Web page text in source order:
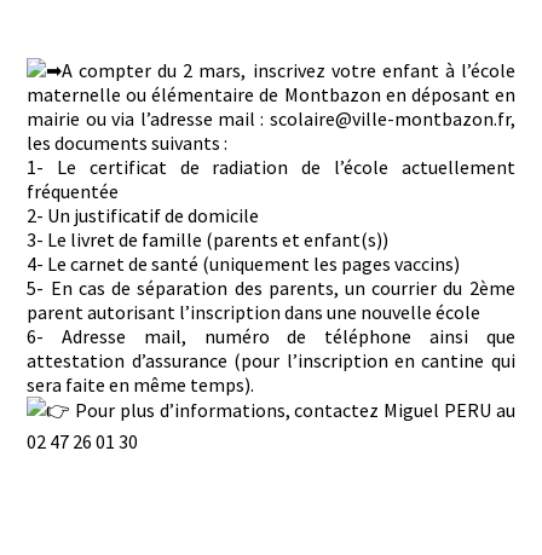
A compter du 2 mars, inscrivez votre enfant à l’école
maternelle ou élémentaire de Montbazon en déposant en
mairie ou via l’adresse mail : scolaire@ville-montbazon.fr,
les documents suivants :
1- Le certificat de radiation de l’école actuellement
fréquentée
2- Un justificatif de domicile
3- Le livret de famille (parents et enfant(s))
4- Le carnet de santé (uniquement les pages vaccins)
5- En cas de séparation des parents, un courrier du 2ème
parent autorisant l’inscription dans une nouvelle école
6- Adresse mail, numéro de téléphone ainsi que
attestation d’assurance (pour l’inscription en cantine qui
sera faite en même temps).
Pour plus d’informations, contactez Miguel PERU au
02 47 26 01 30